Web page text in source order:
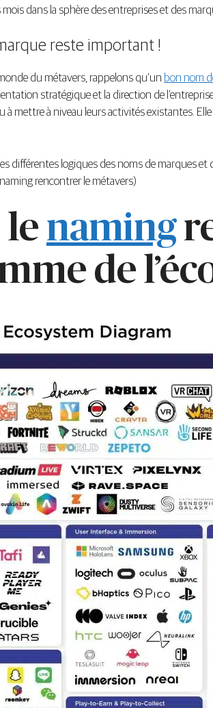
dans la sphère des entreprises et des
reste important !
du métavers, rappelons qu’un bon nom
stratégique et la direction de
à mettre à niveau leurs activités existantes.
différentes logiques des noms de marques
rencontrer le métavers)
le naming
de